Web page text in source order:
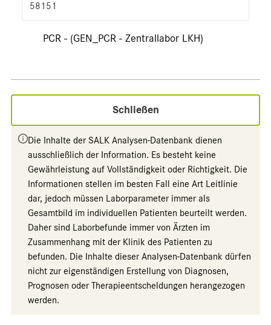
58151
PCR - (GEN_PCR - Zentrallabor LKH)
Schließen
Die Inhalte der SALK Analysen-Datenbank dienen
ausschließlich der Information. Es besteht keine
Gewährleistung auf Vollständigkeit oder Richtigkeit. Die
Informationen stellen im besten Fall eine Art Leitlinie
dar, jedoch müssen Laborparameter immer als
Gesamtbild im individuellen Patienten beurteilt werden.
Daher sind Laborbefunde immer von Ärzten im
Zusammenhang mit der Klinik des Patienten zu
befunden. Die Inhalte dieser Analysen-Datenbank dürfen
nicht zur eigenständigen Erstellung von Diagnosen,
Prognosen oder Therapieentscheldungen herangezogen
werden.